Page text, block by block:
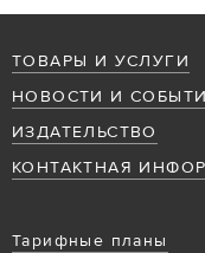
ТОВАРЫ И УСЛУГИ
НОВОСТИ И
ИЗДАТЕЛЬСТВО
КОНТАКТНАЯ
Тарифные планы